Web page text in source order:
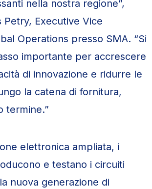
nella nostra regione”,
Petry, Executive Vice
Operations presso SMA. “Si
importante per accrescere
di innovazione e ridurre le
la catena di fornitura,
termine.”
elettronica ampliata, i
e testano i circuiti
nuova generazione di